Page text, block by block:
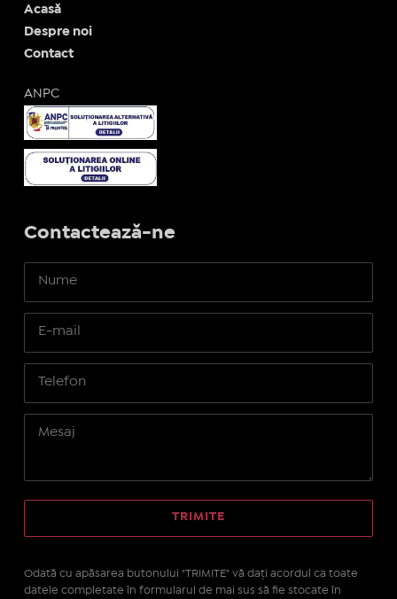
Acasă
Despre noi
Contact
ANPC
Contactează-ne
Odată cu apăsarea butonului "TRIMITE" vă daţi acordul ca toate
datele completate în formularul de mai sus să fie stocate în